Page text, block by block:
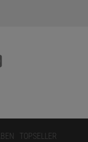
TOPSELLER